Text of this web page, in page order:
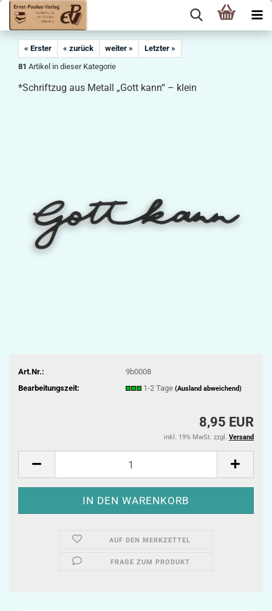
« Erster « zurück weiter »
Letzter »
81 Artikel in dieser Kategorie
*Schriftzug aus Metall „Gott kann“ – klein
Art.Nr.:
9b0008
Bearbeitungszeit:
1-2 Tage (Ausland abweichend)
8,95 EUR
inkl. 19% MwSt. zzgl. Versand
AUF DEN MERKZETTEL
FRAGE ZUM PRODUKT